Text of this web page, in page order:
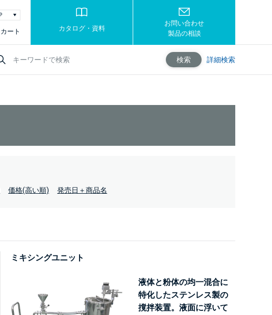
カート カタログ・資料
お問い合わせ
製品の相談
検索 詳細検索
価格(高い順) 発売日＋商品名
ミキシングユニット
液体と粉体の均一混合に
特化したステンレス製の
撹拌装置。液面に浮いて